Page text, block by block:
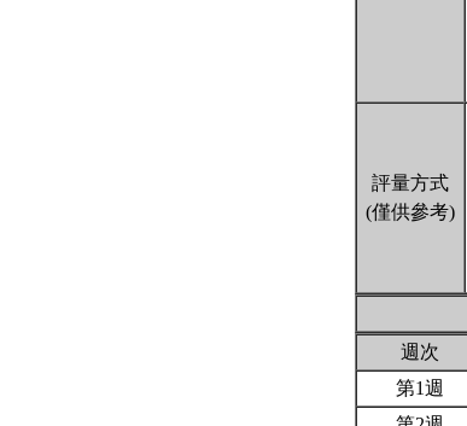
評量方式
(僅供參考)
週次
第1週